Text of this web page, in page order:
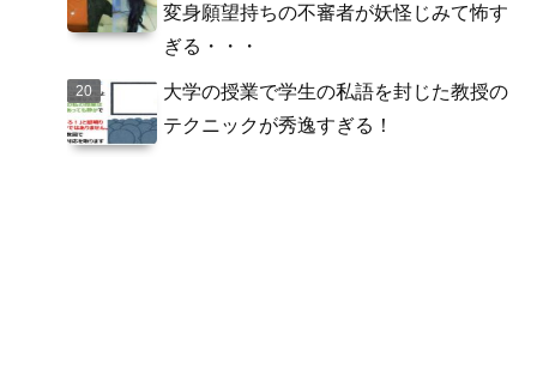
変身願望持ちの不審者が妖怪じみて怖す
ぎる・・・
大学の授業で学生の私語を封じた教授の
テクニックが秀逸すぎる！